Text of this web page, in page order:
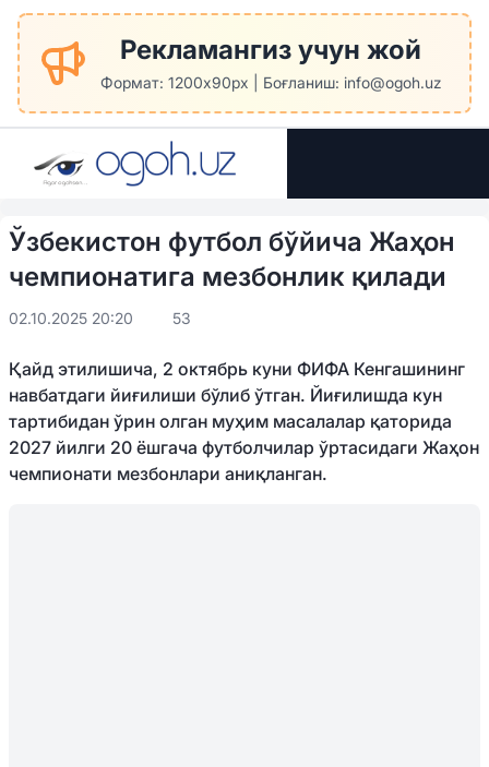
Рекламангиз учун жой
Формат: 1200x90px | Боғланиш: info@ogoh.uz
Ўзбекистон футбол бўйича Жаҳон
чемпионатига мезбонлик қилади
02.10.2025 20:20 53
Қайд этилишича, 2 октябрь куни ФИФА Кенгашининг
навбатдаги йиғилиши бўлиб ўтган. Йиғилишда кун
тартибидан ўрин олган муҳим масалалар қаторида
2027 йилги 20 ёшгача футболчилар ўртасидаги Жаҳон
чемпионати мезбонлари аниқланган.